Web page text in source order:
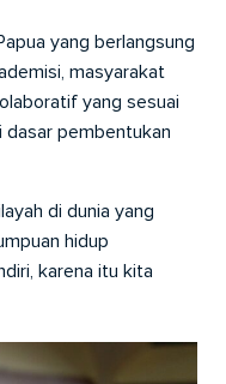
yang berlangsung
masyarakat
yang sesuai
dasar pembentukan
di dunia yang
hidup
karena itu kita